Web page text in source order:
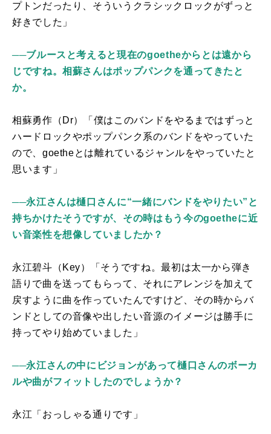
プトンだったり、そういうクラシックロックがずっと
好きでした」
──ブルースと考えると現在のgoetheからとは遠から
じですね。相蘇さんはポップパンクを通ってきたと
か。
相蘇勇作（ Dr）「僕はこのバンドをやるまではずっと
ハードロックやポップパンク系のバンドをやっていた
ので、 goetheとは離れているジャンルをやっていたと
思います」
──永江さんは樋口さんに“一緒にバンドをやりたい”と
持ちかけたそうですが、その時はもう今のgoetheに近
い音楽性を想像していましたか？
永江碧斗（ Key）「そうですね。最初は太一から弾き
語りで曲を送ってもらって、それにアレンジを加えて
戻すように曲を作っていたんですけど、その時からバ
ンドとしての音像や出したい音源のイメージは勝手に
持ってやり始めていました」
──永江さんの中にビジョンがあって樋口さんのボーカ
ルや曲がフィットしたのでしょうか？
永江「おっしゃる通りです」